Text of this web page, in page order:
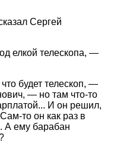
Сергей
елкой телескопа, —
будет телескоп, —
— но там что-то
И он решил,
то он как раз в
А ему барабан